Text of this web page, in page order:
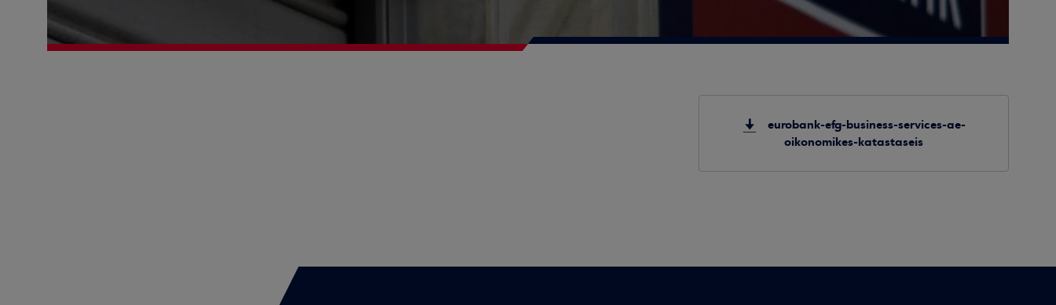
eurobank-efg-business-services-ae-
oikonomikes-katastaseis